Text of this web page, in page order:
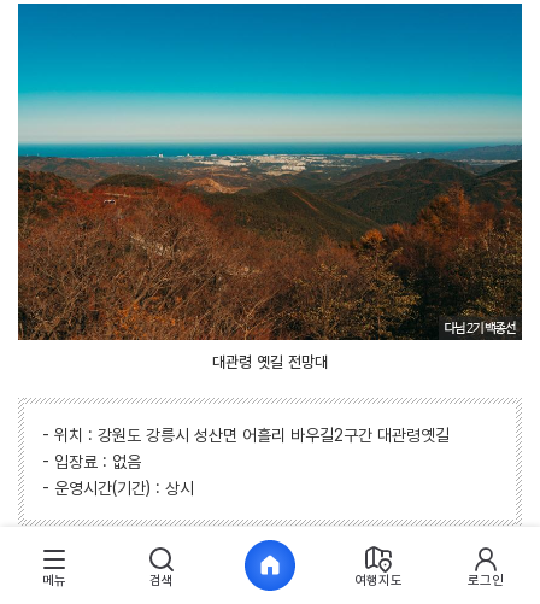
대관령 옛길 전망대
- 위치 : 강원도 강릉시 성산면 어흘리 바우길2구간 대관령옛길
- 입장료 : 없음
- 운영시간(기간) : 상시
강릉 솔향 수목원
차를 이용하지 않고서는 찾아가기 힘든 탓에 아직은 잘 알려지지 않은 천연
메뉴 검색 여행지도 로그인